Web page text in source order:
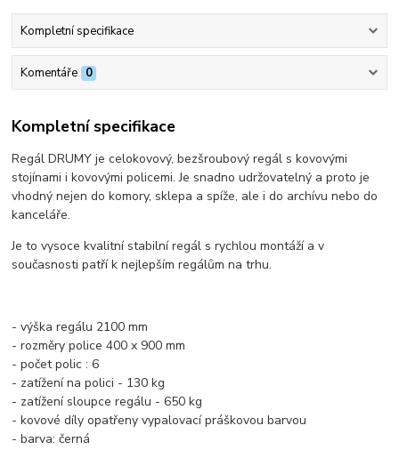
Kompletní specifikace
Komentáře 0
Kompletní specifikace
Regál DRUMY je celokovový, bezšroubový regál s kovovými
stojínami i kovovými policemi. Je snadno udržovatelný a proto je
vhodný nejen do komory, sklepa a spíže, ale i do archívu nebo do
kanceláře.
Je to vysoce kvalitní stabilní regál s rychlou montáží a v
současnosti patří k nejlepším regálům na trhu.
- výška regálu 2100 mm
- rozměry police 400 x 900 mm
- počet polic : 6
- zatížení na polici - 130 kg
- zatížení sloupce regálu - 650 kg
- kovové díly opatřeny vypalovací práškovou barvou
- barva: černá